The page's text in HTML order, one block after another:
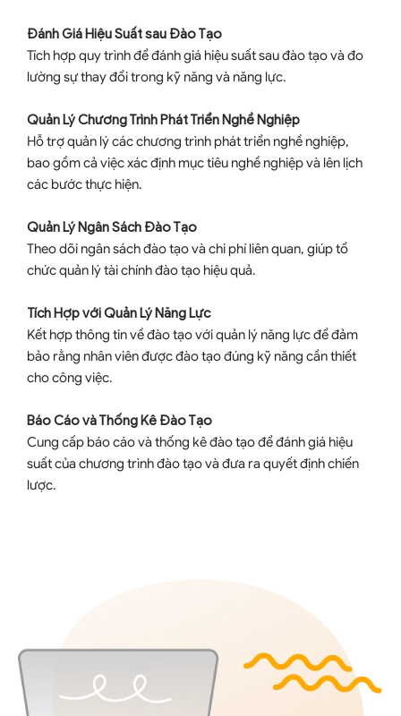
Đánh Giá Hiệu Suất sau Đào Tạo
Tích hợp quy trình để đánh giá hiệu suất sau đào tạo và đo
lường sự thay đổi trong kỹ năng và năng lực.
Quản Lý Chương Trình Phát Triển Nghề Nghiệp
Hỗ trợ quản lý các chương trình phát triển nghề nghiệp,
bao gồm cả việc xác định mục tiêu nghề nghiệp và lên lịch
các bước thực hiện.
Quản Lý Ngân Sách Đào Tạo
Theo dõi ngân sách đào tạo và chi phí liên quan, giúp tổ
chức quản lý tài chính đào tạo hiệu quả.
Tích Hợp với Quản Lý Năng Lực
Kết hợp thông tin về đào tạo với quản lý năng lực để đảm
bảo rằng nhân viên được đào tạo đúng kỹ năng cần thiết
cho công việc.
Báo Cáo và Thống Kê Đào Tạo
Cung cấp báo cáo và thống kê đào tạo để đánh giá hiệu
suất của chương trình đào tạo và đưa ra quyết định chiến
lược.